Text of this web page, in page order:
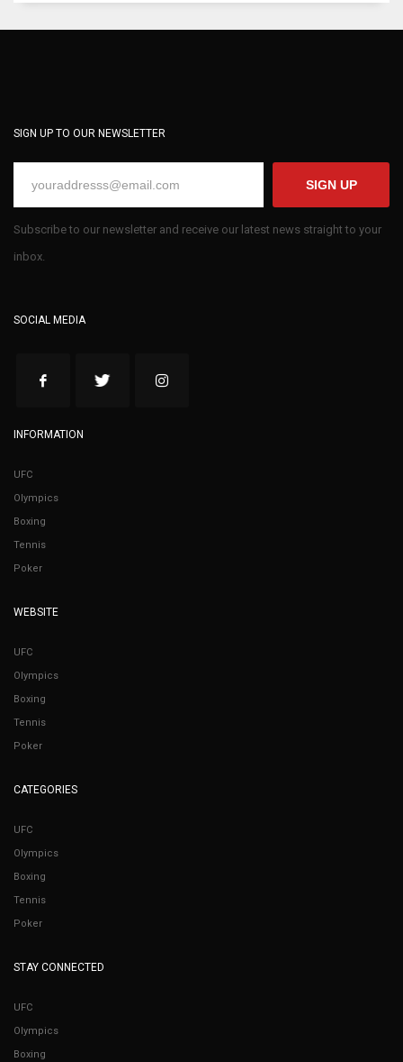
SIGN UP TO OUR NEWSLETTER
SIGN UP
Subscribe to our newsletter and receive our latest news straight to your
inbox.
SOCIAL MEDIA
INFORMATION
UFC
Olympics
Boxing
Tennis
Poker
WEBSITE
UFC
Olympics
Boxing
Tennis
Poker
CATEGORIES
UFC
Olympics
Boxing
Tennis
Poker
STAY CONNECTED
UFC
Olympics
Boxing